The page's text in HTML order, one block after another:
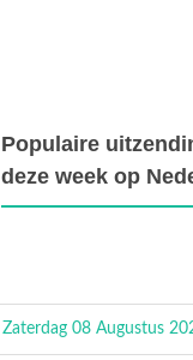
Populaire
deze week op
Zaterdag 08 Augustus